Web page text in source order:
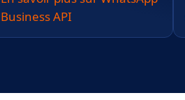
Business API